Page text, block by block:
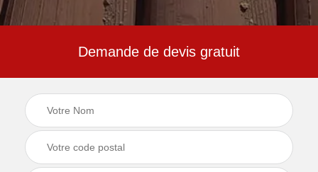
Demande de devis gratuit